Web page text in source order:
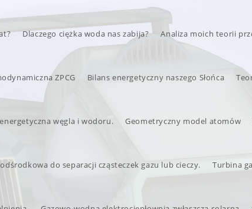
Dlaczego ciężka woda nas zabija? Analiza moich teorii
ZPCG Bilans energetyczny naszego Słońca
węgla i wodoru. Geometryczny model atomów
do separacji cząsteczek gazu lub cieczy. Turbina